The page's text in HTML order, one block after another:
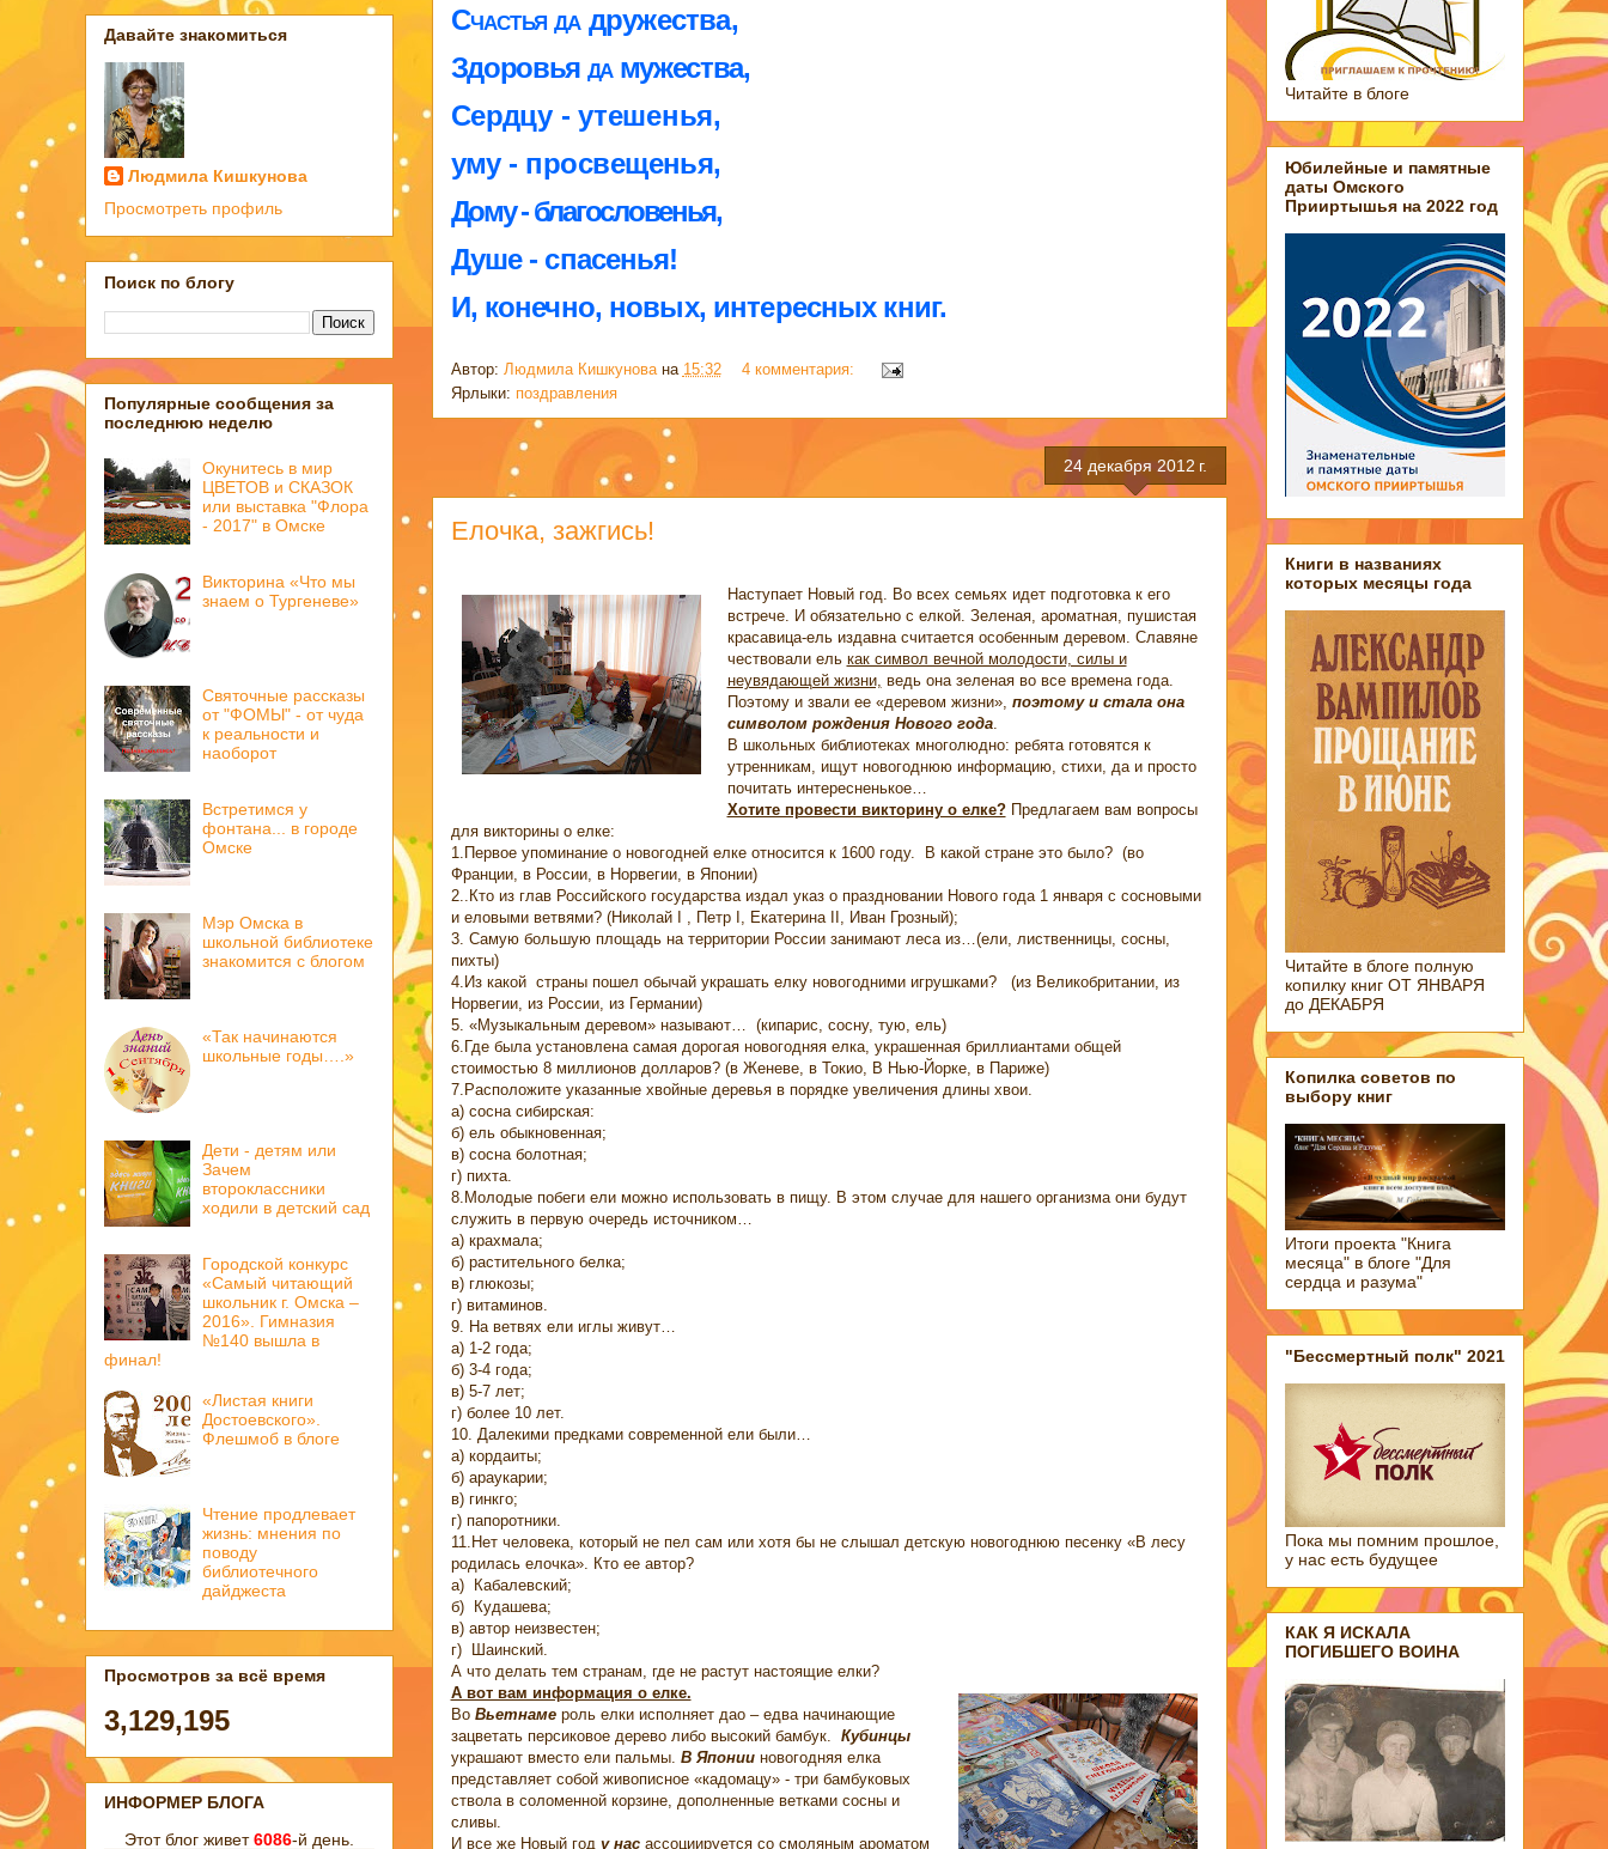
Счастья да дружества,
Здоровья да мужества,
Сердцу - утешенья,
уму - просвещенья,
Дому - благословенья,
Душе - спасенья!
И, конечно, новых, интересных книг.
Автор: Людмила Кишкунова на 15:32
4 комментария:
Ярлыки: поздравления
24 декабря 2012 г.
Елочка, зажгись!
Наступает Новый год. Во всех семьях идет подготовка к его
встрече. И обязательно с елкой. Зеленая, ароматная, пушистая
красавица-ель издавна считается особенным деревом. Славяне
чествовали ель как символ вечной молодости, силы и
неувядающей жизни, ведь она зеленая во все времена года.
Поэтому и звали ее «деревом жизни», поэтому и стала она
символом рождения Нового года.
В школьных библиотеках многолюдно: ребята готовятся к
утренникам, ищут новогоднюю информацию, стихи, да и просто
почитать интересненькое…
Хотите провести викторину о елке? Предлагаем вам вопросы
для викторины о елке:
1.Первое упоминание о новогодней елке относится к 1600 году. В какой стране это было? (во
Франции, в России, в Норвегии, в Японии)
2..Кто из глав Российского государства издал указ о праздновании Нового года 1 января с сосновыми
и еловыми ветвями? (Николай I , Петр I , Екатерина II , Иван Грозный);
3. Самую большую площадь на территории России занимают леса из…(ели, лиственницы, сосны,
пихты)
4.Из какой страны пошел обычай украшать елку новогодними игрушками? (из Великобритании, из
Норвегии, из России, из Германии)
5. «Музыкальным деревом» называют… (кипарис, сосну, тую, ель)
6.Где была установлена самая дорогая новогодняя елка, украшенная бриллиантами общей
стоимостью 8 миллионов долларов? (в Женеве, в Токио, В Нью-Йорке, в Париже)
7.Расположите указанные хвойные деревья в порядке увеличения длины хвои.
а) сосна сибирская:
б) ель обыкновенная;
в) сосна болотная;
г) пихта.
8.Молодые побеги ели можно использовать в пищу. В этом случае для нашего организма они будут
служить в первую очередь источником…
а) крахмала;
б) растительного белка;
в) глюкозы;
г) витаминов.
9. На ветвях ели иглы живут…
а) 1-2 года;
б) 3-4 года;
в) 5-7 лет;
г) более 10 лет.
10. Далекими предками современной ели были…
а) кордаиты;
б) араукарии;
в) гинкго;
г) папоротники.
11.Нет человека, который не пел сам или хотя бы не слышал детскую новогоднюю песенку «В лесу
родилась елочка». Кто ее автор?
а) Кабалевский;
б) Кудашева;
в) автор неизвестен;
г) Шаинский.
А что делать тем странам, где не растут настоящие елки?
А вот вам информация о елке.
Во Вьетнамероль елки исполняет дао – едва начинающие
зацветать персиковое дерево либо высокий бамбук. Кубинцы
украшают вместо ели пальмы. В Японииновогодняя елка
представляет собой живописное «кадомацу» - три бамбуковых
ствола в соломенной корзине, дополненные ветками сосны и
сливы.
И все же Новый год у насассоциируется со смоляным ароматом
Давайте знакомиться
Людмила Кишкунова
Просмотреть профиль
Поиск по блогу
Популярные сообщения за
последнюю неделю
Окунитесь в мир
ЦВЕТОВ и СКАЗОК
или выставка "Флора
- 2017" в Омске
Викторина «Что мы
знаем о Тургеневе»
Святочные рассказы
от "ФОМЫ" - от чуда
к реальности и
наоборот
Встретимся у
фонтана... в городе
Омске
Мэр Омска в
школьной библиотеке
знакомится с блогом
«Так начинаются
школьные годы….»
Дети - детям или
Зачем
второклассники
ходили в детский сад
Городской конкурс
«Самый читающий
школьник г. Омска –
2016». Гимназия
№140 вышла в
финал!
«Листая книги
Достоевского».
Флешмоб в блоге
Чтение продлевает
жизнь: мнения по
поводу
библиотечного
дайджеста
Просмотров за всё время
3,129,195
ИНФОРМЕР БЛОГА
Этот блог живет6086-й день.
Читайте в блоге
Юбилейные и памятные
даты Омского
Прииртышья на 2022 год
Книги в названиях
которых месяцы года
Читайте в блоге полную
копилку книг ОТ ЯНВАРЯ
до ДЕКАБРЯ
Копилка советов по
выбору книг
Итоги проекта "Книга
месяца" в блоге "Для
сердца и разума"
"Бессмертный полк" 2021
Пока мы помним прошлое,
у нас есть будущее
КАК Я ИСКАЛА
ПОГИБШЕГО ВОИНА